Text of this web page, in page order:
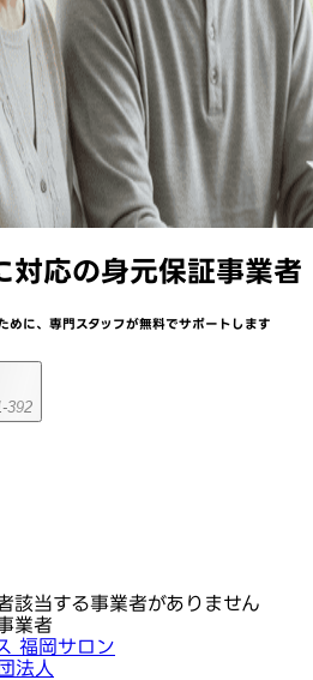
対応の身元保証事業者
めに、 専門スタッフが無料でサポートします
392
該当する事業者がありません
業者
福岡サロン
法人